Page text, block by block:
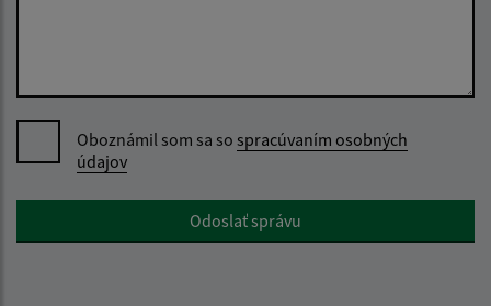
Oboznámil som sa so spracúvaním osobných
údajov
Google reCaptcha ResponseOdoslať správu